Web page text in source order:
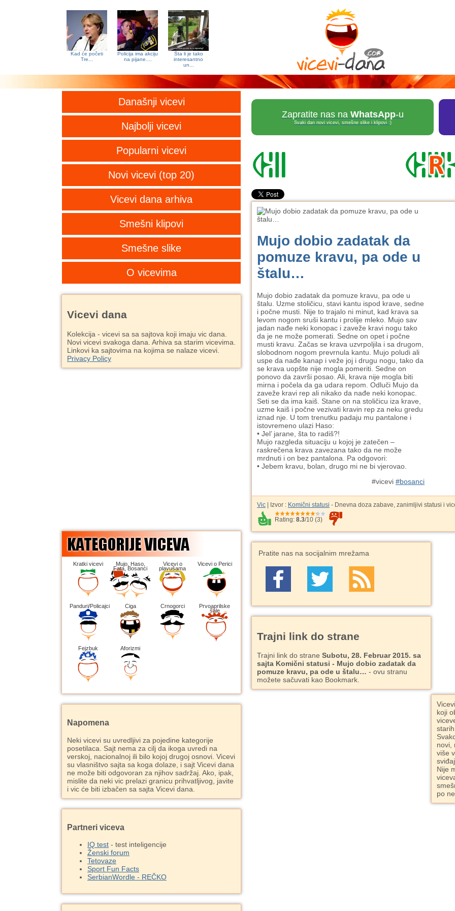
Kad će početi
Tre...
Policija ima akciju
na pijane....
Šta li je tako
interesantno
un...
Današnji vicevi
Najbolji vicevi
Popularni vicevi
Novi vicevi (top 20)
Vicevi dana arhiva
Smešni klipovi
Smešne slike
O vicevima
Zapratite nas na WhatsApp-u
Svaki dan novi vicevi, smešne slike i klipovi :)
Mujo dobio zadatak da
pomuze kravu, pa ode u
štalu…
Mujo dobio zadatak da pomuze kravu, pa ode u
štalu. Uzme stoličicu, stavi kantu ispod krave, sedne
i počne musti. Nije to trajalo ni minut, kad krava sa
levom nogom sruši kantu i prolije mleko. Mujo sav
jadan nađe neki konopac i zaveže kravi nogu tako
da je ne može pomerati. Sedne on opet i počne
musti kravu. Začas se krava uzvrpoljila i sa drugom,
slobodnom nogom prevrnula kantu. Mujo poludi ali
uspe da nađe kanap i veže joj i drugu nogu, tako da
se krava uopšte nije mogla pomeriti. Sedne on
ponovo da završi posao. Ali, krava nije mogla biti
mirna i počela da ga udara repom. Odluči Mujo da
zaveže kravi rep ali nikako da nađe neki konopac.
Seti se da ima kaiš. Stane on na stoličicu iza krave,
uzme kaiš i počne vezivati kravin rep za neku gredu
iznad nje. U tom trenutku padaju mu pantalone i
istovremeno ulazi Haso:
• Jel’ jarane, šta to radiš?!
Mujo razgleda situaciju u kojoj je zatečen –
raskrečena krava zavezana tako da ne može
mrdnuti i on bez pantalona. Pa odgovori:
• Jebem kravu, bolan, drugo mi ne bi vjerovao.
#vicevi #bosanci
Vic | Izvor : Komični statusi - Dnevna doza zabave, zanimljivi statusi i
Rating: 8.3/10 (3)
Pratite nas na socijalnim mrežama
Trajni link do strane
Trajni link do strane Subotu, 28. Februar 2015. sa
sajta Komični statusi - Mujo dobio zadatak da
pomuze kravu, pa ode u štalu… - ovu stranu
možete sačuvati kao Bookmark.
koji
novi,
više
Nije
po
Vicevi dana
Kolekcija - vicevi sa sa sajtova koji imaju vic dana.
Novi vicevi svakoga dana. Arhiva sa starim vicevima.
Linkovi ka sajtovima na kojima se nalaze vicevi.
Privacy Policy
Kratki vicevi Mujo, Haso,
Fata, Bosanci
Vicevi o
plavušama
Vicevi o Perici
Panduri/Policajci Ciga Crnogorci Prvoaprilske
šale
Fejzbuk Aforizmi
Napomena
Neki vicevi su uvredljivi za pojedine kategorije
posetilaca. Sajt nema za cilj da ikoga uvredi na
verskoj, nacionalnoj ili bilo kojoj drugoj osnovi. Vicevi
su vlasništvo sajta sa koga dolaze, i sajt Vicevi dana
ne može biti odgovoran za njihov sadržaj. Ako, ipak,
mislite da neki vic prelazi granicu prihvatljivog, javite
i vic će biti izbačen sa sajta Vicevi dana.
Partneri viceva
IQ test - test inteligencije
Ženski forum
Tetovaze
Sport Fun Facts
SerbianWordle - REČKO